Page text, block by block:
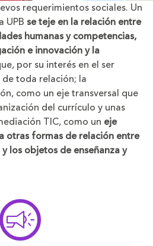
requerimientos sociales. Un
UPB se teje en la relación entre
humanas y competencias,
e innovación y la
por su interés en el ser
toda relación; la
como un eje transversal que
del currículo y unas
TIC, como un eje
otras formas de relación entre
los objetos de enseñanza y